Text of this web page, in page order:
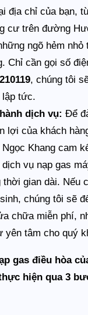
địa chỉ của bạn,
cư trên đường
ngõ hẻm nhỏ
Chỉ cần gọi số
, chúng tôi
lập tức.
dịch vụ: Để
lợi của khách
Ngọc Khang cam
dịch vụ nạp gas
thời gian dài. Nếu
chúng tôi sẽ
chữa miễn phí,
yên tâm cho quý
gas điều hòa
hiện qua 3